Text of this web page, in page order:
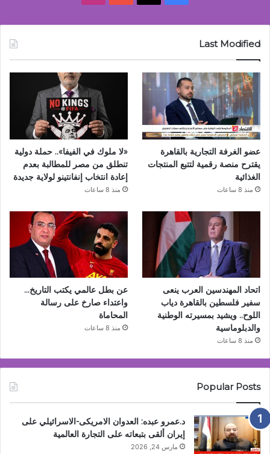
Last Modified
عضو الغرفة التجارية بالقاهرة
يقترح منصة رقمية لتتبع المنتجات
الغذائية
منذ 8 ساعات
«لا ملوك في الفيفا».. حملة دولية
تنطلق من مصر للمطالبة بعدم
إعادة انتخاب إنفانتينو لولاية جديدة
منذ 8 ساعات
اتحاد المهندسين العرب ينعى
سفير فلسطين بالقاهرة دياب
اللوح.. ويشيد بمسيرته الوطنية
والدبلوماسية
منذ 8 ساعات
عن بطل عالمي يكتب التاريخ…
واعتداء صارخ على رسالة
المحاماة
منذ 8 ساعات
Popular Posts
د.عمرو عبده: العدوان الامريكى-الاسرائيلي على
إيران ألقى بتبعاته على التجارة العالمية
مارس 24, 2026